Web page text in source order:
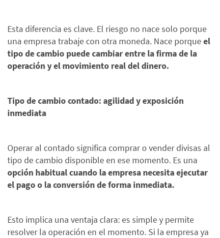
Esta diferencia es clave. El riesgo no nace solo porque
una empresa trabaje con otra moneda. Nace porqueel
tipo de cambio puede cambiar entre la firma de la
operación y el movimiento real del dinero.
Tipo de cambio contado: agilidad y exposición
inmediata
Operar al contado significa comprar o vender divisas al
tipo de cambio disponible en ese momento. Es una
opción habitual cuando la empresa necesita ejecutar
el pago o la conversión de forma inmediata.
Esto implica una ventaja clara: es simple y permite
resolver la operación en el momento. Si la empresa ya